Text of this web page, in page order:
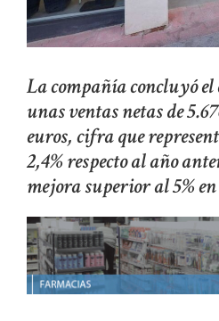
La compañía concluyó el
unas ventas netas de
euros, cifra que
2,4% respecto al año
mejora superior al 5%